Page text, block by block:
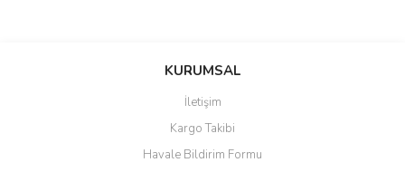
Bu ürüne ilk yorumu siz yapın!
Ürün resmi kalitesiz, bozuk veya görüntülenemiyor.
Ürün açıklamasında eksik bilgiler bulunuyor.
KURUMSAL
İletişim
Kargo Takibi
Havale Bildirim Formu